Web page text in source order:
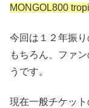
MONGOL800
今回は１２年振
もちろん、ファ
うです。
現在一般チケッ